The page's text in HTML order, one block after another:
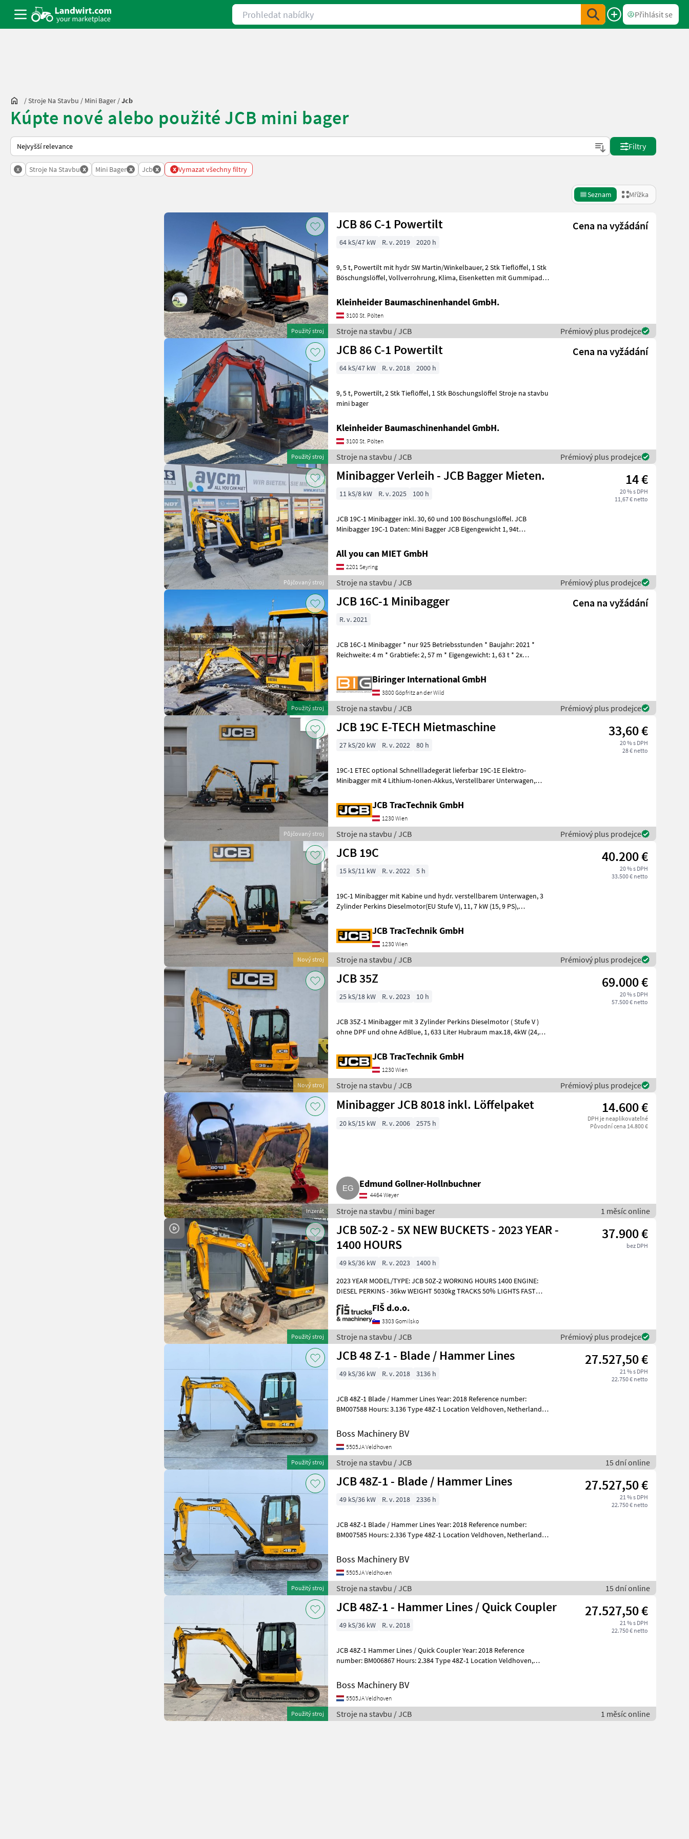
Prohledat nabídky
Přihlásit se
/Stroje Na Stavbu / Mini Bager /Jcb
Kúpte nové alebo použité JCB mini bager
Takto se řadí nabídky na Landwirt.com
Filtry
x Stroje Na Stavbu x Mini Bager x Jcb x x Vymazat všechny filtry
Seznam Mřížka
Použitý stroj
JCB 86 C-1 Powertilt Cena na vyžádání
64 kS/47 kW R. v. 2019 2020 h
9, 5 t, Powertilt mit hydr SW Martin/Winkelbauer, 2 Stk Tieflöffel, 1 Stk
Böschungslöffel, Vollverrohrung, Klima, Eisenketten mit Gummipads
Kleinheider Baumaschinenhandel GmbH.
3100 St. Pölten
Stroje na stavbu / JCB Prémiový plus prodejce
Použitý stroj
JCB 86 C-1 Powertilt Cena na vyžádání
64 kS/47 kW R. v. 2018 2000 h
9, 5 t, Powertilt, 2 Stk Tieflöffel, 1 Stk Böschungslöffel Stroje na stavbu
mini bager
Kleinheider Baumaschinenhandel GmbH.
3100 St. Pölten
Stroje na stavbu / JCB Prémiový plus prodejce
Půjčovaný stroj
Minibagger Verleih - JCB Bagger Mieten. 14 €
20 % s DPH
11,67 € netto
11 kS/8 kW R. v. 2025 100 h
JCB 19C-1 Minibagger inkl. 30, 60 und 100 Böschungslöffel. JCB
Minibagger 19C-1 Daten: Mini Bagger JCB Eigengewicht 1, 94t
All you can MIET GmbH
2201 Seyring
Stroje na stavbu / JCB Prémiový plus prodejce
Použitý stroj
JCB 16C-1 Minibagger Cena na vyžádání
R. v. 2021
JCB 16C-1 Minibagger * nur 925 Betriebsstunden * Baujahr: 2021 *
Reichweite: 4 m * Grabtiefe: 2, 57 m * Eigengewicht: 1, 63 t * 2x
Biringer International GmbH
3800 Göpfritz an der Wild
Stroje na stavbu / JCB Prémiový plus prodejce
Půjčovaný stroj
JCB 19C E-TECH Mietmaschine 33,60 €
20 % s DPH
28 € netto
27 kS/20 kW R. v. 2022 80 h
19C-1 ETEC optional Schnellladegerät lieferbar 19C-1E Elektro-
Minibagger mit 4 Lithium-Ionen-Akkus, Verstellbarer Unterwagen,
JCB TracTechnik GmbH
1230 Wien
Stroje na stavbu / JCB Prémiový plus prodejce
Nový stroj
JCB 19C 40.200 €
20 % s DPH
33.500 € netto
15 kS/11 kW R. v. 2022 5 h
19C-1 Minibagger mit Kabine und hydr. verstellbarem Unterwagen, 3
Zylinder Perkins Dieselmotor(EU Stufe V), 11, 7 kW (15, 9 PS),
JCB TracTechnik GmbH
1230 Wien
Stroje na stavbu / JCB Prémiový plus prodejce
Nový stroj
JCB 35Z 69.000 €
20 % s DPH
57.500 € netto
25 kS/18 kW R. v. 2023 10 h
JCB 35Z-1 Minibagger mit 3 Zylinder Perkins Dieselmotor ( Stufe V )
ohne DPF und ohne AdBlue, 1, 633 Liter Hubraum max.18, 4kW (24,
JCB TracTechnik GmbH
1230 Wien
Stroje na stavbu / JCB Prémiový plus prodejce
Inzerát
Minibagger JCB 8018 inkl. Löffelpaket 14.600 €
DPH je neaplikovateľné
Původní cena 14.800 €
20 kS/15 kW R. v. 2006 2575 h
Edmund Gollner-Hollnbuchner
4464 Weyer
Stroje na stavbu / mini bager 1 měsíc online
Použitý stroj
JCB 50Z-2 - 5X NEW BUCKETS - 2023 YEAR -
1400 HOURS
37.900 €
bez DPH
49 kS/36 kW R. v. 2023
1400 h
2023 YEAR MODEL/TYPE: JCB 50Z-2 WORKING HOURS 1400 ENGINE:
DIESEL PERKINS - 36kw WEIGHT 5030kg TRACKS 50% LIGHTS FAST
AND SELECTION SPEED OF TRAVEL CLOSED HE
FIŠ d.o.o.
3303 Gomilsko
Stroje na stavbu / JCB Prémiový plus prodejce
Použitý stroj
JCB 48 Z-1 - Blade / Hammer Lines 27.527,50 €
21 % s DPH
22.750 € netto
49 kS/36 kW R. v. 2018 3136 h
JCB 48Z-1 Blade / Hammer Lines Year: 2018 Reference number:
BM007588 Hours: 3.136 Type 48Z-1 Location Veldhoven, Netherlands
Boss Machinery BV
5505JA Veldhoven
Stroje na stavbu / JCB 15 dní online
Použitý stroj
JCB 48Z-1 - Blade / Hammer Lines 27.527,50 €
21 % s DPH
22.750 € netto
49 kS/36 kW R. v. 2018 2336 h
JCB 48Z-1 Blade / Hammer Lines Year: 2018 Reference number:
BM007585 Hours: 2.336 Type 48Z-1 Location Veldhoven, Netherlands
Boss Machinery BV
5505JA Veldhoven
Stroje na stavbu / JCB 15 dní online
Použitý stroj
JCB 48Z-1 - Hammer Lines / Quick Coupler 27.527,50 €
21 % s DPH
22.750 € netto
49 kS/36 kW R. v. 2018
JCB 48Z-1 Hammer Lines / Quick Coupler Year: 2018 Reference
number: BM006867 Hours: 2.384 Type 48Z-1 Location Veldhoven,
Boss Machinery BV
5505JA Veldhoven
Stroje na stavbu / JCB 1 měsíc online